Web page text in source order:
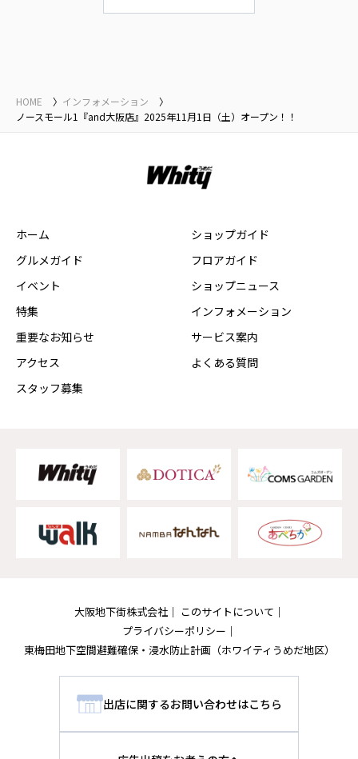
HOME
インフォメーション
ノースモール1『and大阪店』2025年11月1日（土）オープン！！
ホーム
グルメガイド
イベント
特集
重要なお知らせ
アクセス
スタッフ募集
ショップガイド
フロアガイド
ショップニュース
インフォメーション
サービス案内
よくある質問
大阪地下街株式会社
このサイトについて
プライバシーポリシー
東梅田地下空間避難確保・浸水防止計画（ホワイティうめだ地区）
出店に関するお問い合わせはこちら